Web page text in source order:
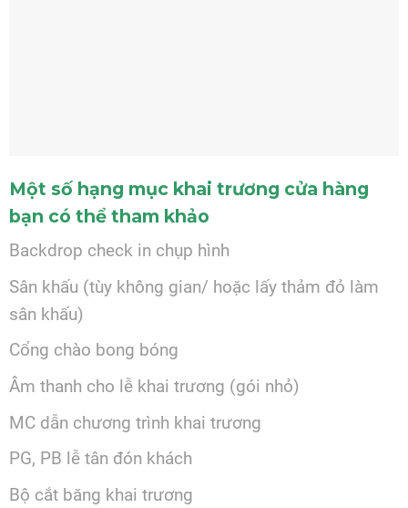
Một số hạng mục khai trương cửa hàng
bạn có thể tham khảo
Backdrop check in chụp hình
Sân khấu (tùy không gian/ hoặc lấy thảm đỏ làm
sân khấu)
Cổng chào bong bóng
Âm thanh cho lễ khai trương (gói nhỏ)
MC dẫn chương trình khai trương
PG, PB lễ tân đón khách
Bộ cắt băng khai trương